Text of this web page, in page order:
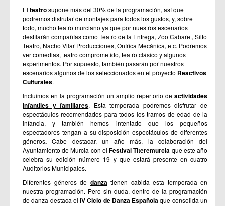
El teatrosupone más del 30% de la programación, así que
podremos disfrutar de montajes para todos los gustos, y, sobre
todo, mucho teatro murciano ya que por nuestros escenarios
desfilarán compañías como Teatro de la Entrega, Zoo Cabaret, Silfo
Teatro, Nacho Vilar Producciones, Onírica Mecánica, etc. Podremos
ver comedias, teatro comprometido, teatro clásico y algunos
experimentos. Por supuesto, también pasarán por nuestros
escenarios algunos de los seleccionados en el proyecto Reactivos
Culturales.
Incluimos en la programación un amplio repertorio de actividades
infantiles y familiares. Esta temporada podremos disfrutar de
espectáculos recomendados para todos los tramos de edad de la
infancia, y también hemos intentado que los pequeños
espectadores tengan a su disposición espectáculos de diferentes
géneros.Cabe destacar, un año más, la colaboración del
Ayuntamiento de Murcia con elFestival Titeremurcia que este año
celebra su edición número 19 y que estará presente en cuatro
Auditorios Municipales.
Diferentes géneros de danza tienen cabida esta temporada en
nuestra programación. Pero sin duda, dentro de la programación
de danza destaca elIV Ciclo de Danza Española que consolida un